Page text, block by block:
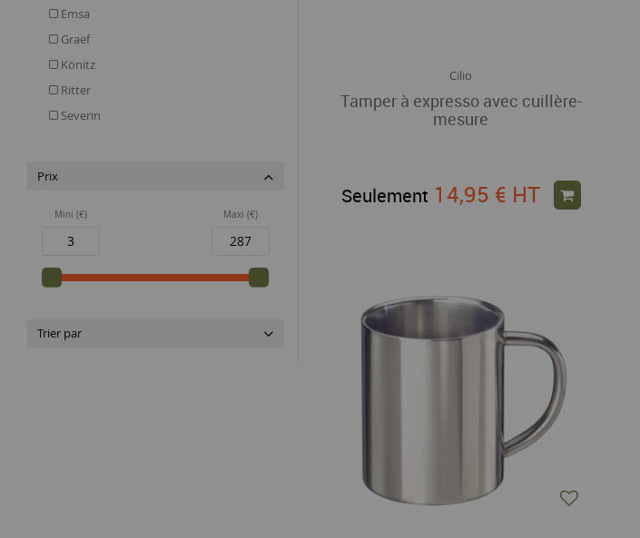
Emsa
Graef
Könitz
Ritter
Severin
Prix
Mini (€) Maxi (€)
Trier par
Cilio
Tamper à expresso avec cuillère-
mesure
Seulement 14,95 € HT